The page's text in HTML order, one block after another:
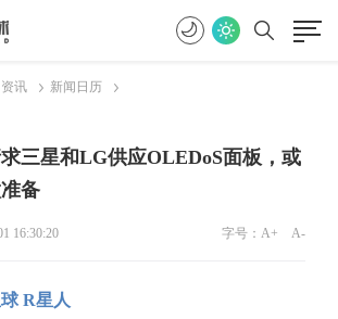
资讯 新闻日历
三星和LG供应OLEDoS面板，或
备
16:30:20 字号： A+ A-
R星人